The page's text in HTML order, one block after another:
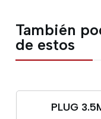
También
de estos
PLUG